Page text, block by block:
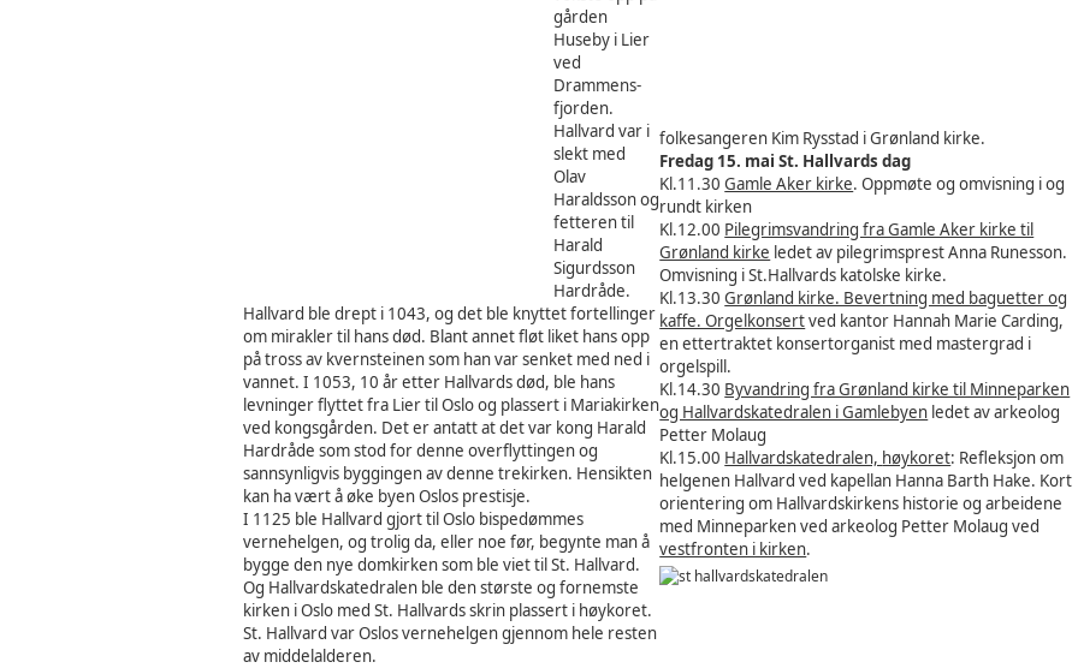
gården
Huseby i Lier
ved
Drammens-
fjorden.
Hallvard var i
slekt med
Olav
Haraldsson og
fetteren til
Harald
Sigurdsson
Hardråde.
Hallvard ble drept i 1043, og det ble knyttet fortellinger
om mirakler til hans død. Blant annet fløt liket hans opp
på tross av kvernsteinen som han var senket med ned i
vannet. I 1053, 10 år etter Hallvards død, ble hans
levninger flyttet fra Lier til Oslo og plassert i Mariakirken
ved kongsgården. Det er antatt at det var kong Harald
Hardråde som stod for denne overflyttingen og
sannsynligvis byggingen av denne trekirken. Hensikten
kan ha vært å øke byen Oslos prestisje.
I 1125 ble Hallvard gjort til Oslo bispedømmes
vernehelgen, og trolig da, eller noe før, begynte man å
bygge den nye domkirken som ble viet til St. Hallvard.
Og Hallvardskatedralen ble den største og fornemste
kirken i Oslo med St. Hallvards skrin plassert i høykoret.
St. Hallvard var Oslos vernehelgen gjennom hele resten
av middelalderen.
folkesangeren Kim Rysstad i Grønland kirke.
Fredag 15. mai St. Hallvards dag
Kl.11.30Gamle Aker kirke. Oppmøte og omvisning i og
rundt kirken
Kl.12.00 Pilegrimsvandring fra Gamle Aker kirke til
Grønland kirke ledet av pilegrimsprest Anna Runesson.
Omvisning i St.Hallvards katolske kirke.
Kl.13.30Grønland kirke. Bevertning med baguetter og
kaffe. Orgelkonsertved kantor Hannah Marie Carding,
en ettertraktet konsertorganist med mastergrad i
orgelspill.
Kl.14.30 Byvandring fra Grønland kirke til Minneparken
og Hallvardskatedralen i Gamlebyen ledet av arkeolog
Petter Molaug
Kl.15.00 Hallvardskatedralen, høykoret: Refleksjon om
helgenen Hallvard ved kapellan Hanna Barth Hake. Kort
orientering om Hallvardskirkens historie og arbeidene
med Minneparken ved arkeolog Petter Molaug ved
vestfronten i kirken.